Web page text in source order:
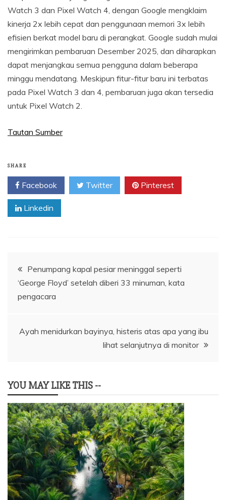
Watch 3 dan Pixel Watch 4, dengan Google mengklaim
kinerja 2x lebih cepat dan penggunaan memori 3x lebih
efisien berkat model baru di perangkat. Google sudah mulai
mengirimkan pembaruan Desember 2025, dan diharapkan
dapat menjangkau semua pengguna dalam beberapa
minggu mendatang. Meskipun fitur-fitur baru ini terbatas
pada Pixel Watch 3 dan 4, pembaruan juga akan tersedia
untuk Pixel Watch 2.
Tautan Sumber
SHARE
Facebook Twitter Pinterest
Linkedin
Navigasi
pos
Penumpang kapal pesiar meninggal seperti
‘George Floyd’ setelah diberi 33 minuman, kata
pengacara
Ayah menidurkan bayinya, histeris atas apa yang ibu
lihat selanjutnya di monitor
YOU MAY LIKE THIS --